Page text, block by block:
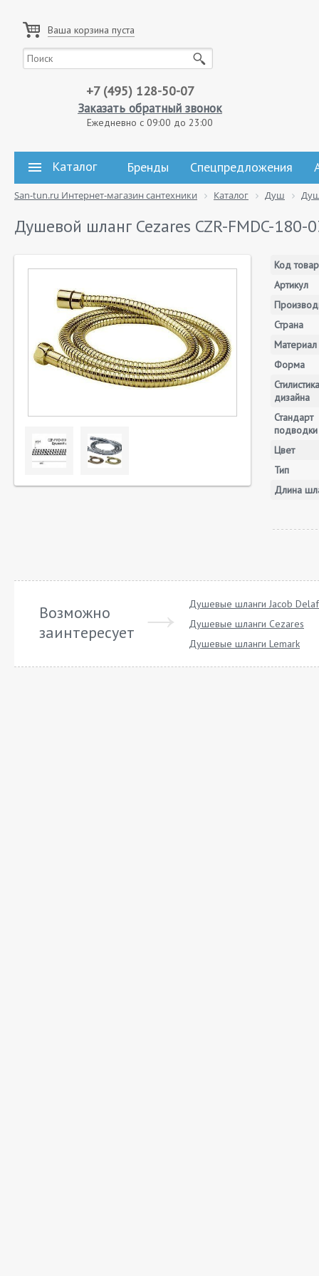
Ваша корзина пуста
+7 (495) 128-50-07
Заказать обратный звонок
Ежедневно с 09:00 до 23:00
Каталог Бренды Спецпредложения
San-tun.ru Интернет-магазин сантехники Каталог Душ
Душевой шланг Cezares CZR-FMDC-180-
Код
Артикул
Страна
Материал
Форма
Стилистика
дизайна
Стандарт
подводки
Цвет
Тип
Длина
Возможно
заинтересует
Душевые шланги Jacob
Душевые шланги Cezares
Душевые шланги Lemark